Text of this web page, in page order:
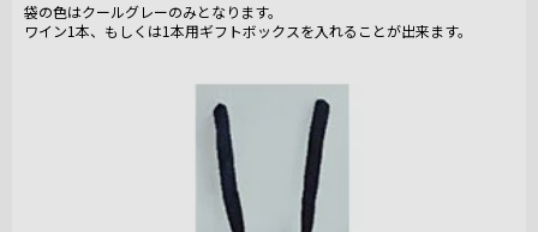
袋の色はクールグレーのみとなります。
ワイン1本、もしくは1本用ギフトボックスを入れることが出来ます。